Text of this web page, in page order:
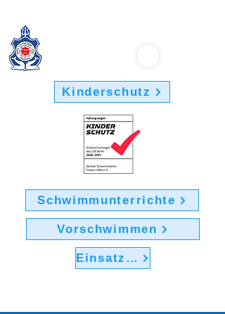
Kinderschutz
Schwimmunterrichte
Vorschwimmen
Einsatz im Verein